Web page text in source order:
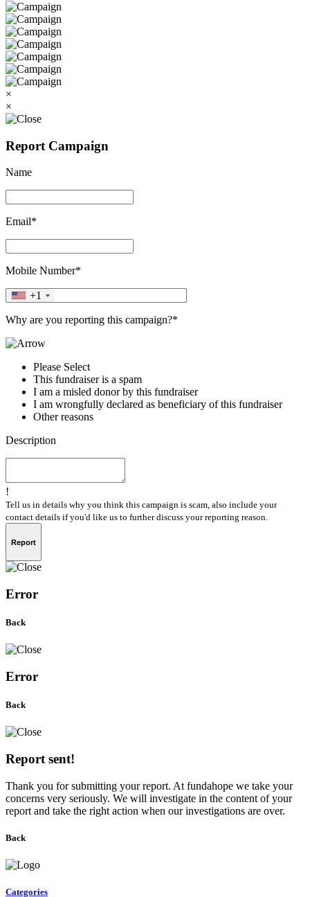
×
×
Report Campaign
Name
Email*
Mobile Number*
+1
Why are you reporting this campaign?*
Please Select
This fundraiser is a spam
I am a misled donor by this fundraiser
I am wrongfully declared as beneficiary of this fundraiser
Other reasons
Description
!
Tell us in details why you think this campaign is scam, also include your
contact details if you'd like us to further discuss your reporting reason.
Report
Error
Back
Error
Back
Report sent!
Thank you for submitting your report. At fundahope we take your
concerns very seriously. We will investigate in the content of your
report and take the right action when our investigations are over.
Back
Categories